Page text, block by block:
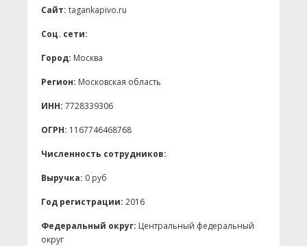
Сайт: tagankapivo.ru
Соц. сети:
Город: Москва
Регион: Московская область
ИНН: 7728339306
ОГРН: 1167746468768
Численность сотрудников:
Выручка: 0 руб
Год регистрации: 2016
Федеральный округ: Центральный федеральный
округ